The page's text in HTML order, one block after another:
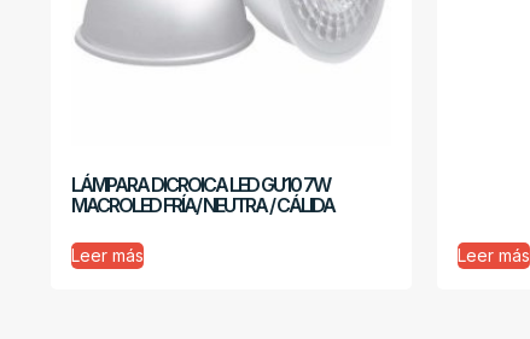
LÁMPARA DICROICA LED GU10 7W
MACROLED FRÍA/ NEUTRA / CÁLIDA
Leer más Leer más